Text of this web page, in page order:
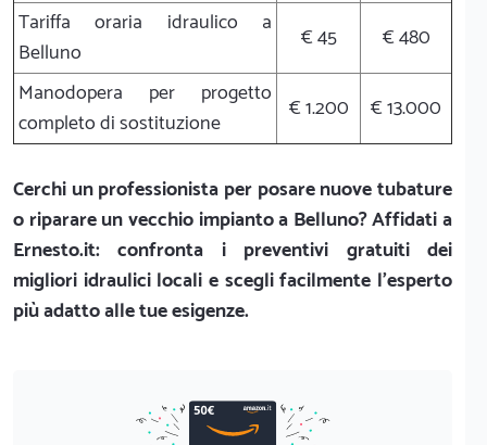
Tariffa oraria idraulico a
Belluno
€ 45
€ 480
Manodopera per progetto
completo di sostituzione
€ 1.200 € 13.000
Cerchi un professionista per posare nuove tubature
o riparare un vecchio impianto a Belluno? Affidati a
Ernesto.it: confronta i preventivi gratuiti dei
migliori idraulici locali e scegli facilmente l'esperto
più adatto alle tue esigenze.